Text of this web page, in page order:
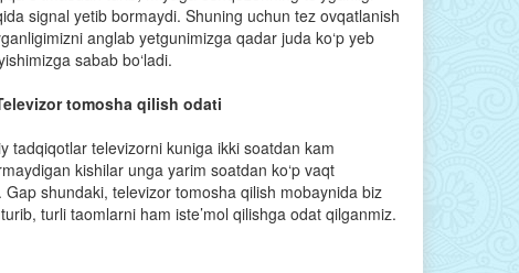
signal yetib bormaydi. Shuning uchun tez ovqatlanish
anglab yetgunimizga qadar juda ko‘p yeb
sabab bo‘ladi.
tomosha qilish odati
tadqiqotlar televizorni kuniga ikki soatdan kam
kishilar unga yarim soatdan ko‘p vaqt
shundaki, televizor tomosha qilish mobaynida biz
turli taomlarni ham iste’mol qilishga odat qilganmiz.